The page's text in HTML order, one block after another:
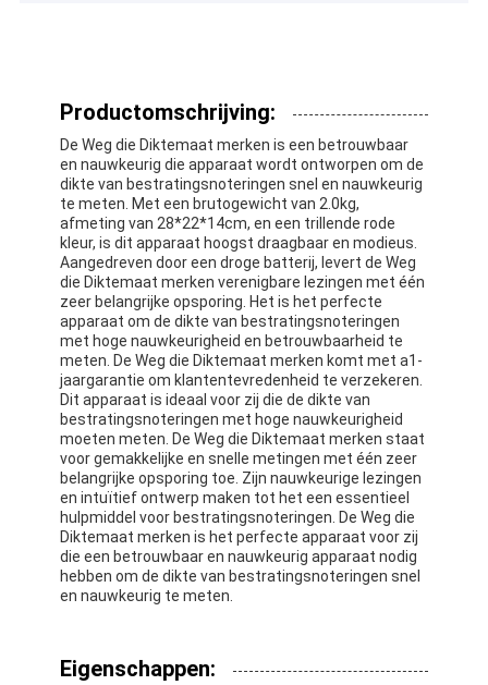
Productomschrijving:
De Weg die Diktemaat merken is een betrouwbaar
en nauwkeurig die apparaat wordt ontworpen om de
dikte van bestratingsnoteringen snel en nauwkeurig
te meten. Met een brutogewicht van 2.0kg,
afmeting van 28*22*14cm, en een trillende rode
kleur, is dit apparaat hoogst draagbaar en modieus.
Aangedreven door een droge batterij, levert de Weg
die Diktemaat merken verenigbare lezingen met één
zeer belangrijke opsporing. Het is het perfecte
apparaat om de dikte van bestratingsnoteringen
met hoge nauwkeurigheid en betrouwbaarheid te
meten. De Weg die Diktemaat merken komt met a1-
jaargarantie om klantentevredenheid te verzekeren.
Dit apparaat is ideaal voor zij die de dikte van
bestratingsnoteringen met hoge nauwkeurigheid
moeten meten. De Weg die Diktemaat merken staat
voor gemakkelijke en snelle metingen met één zeer
belangrijke opsporing toe. Zijn nauwkeurige lezingen
en intuïtief ontwerp maken tot het een essentieel
hulpmiddel voor bestratingsnoteringen. De Weg die
Diktemaat merken is het perfecte apparaat voor zij
die een betrouwbaar en nauwkeurig apparaat nodig
hebben om de dikte van bestratingsnoteringen snel
en nauwkeurig te meten.
Eigenschappen: